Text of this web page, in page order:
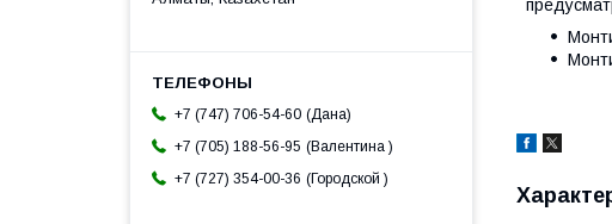
+7 (747) 706-54-60 Дана
+7 (705) 188-56-95
Валентина
+7 (727) 354-00-36
Городской